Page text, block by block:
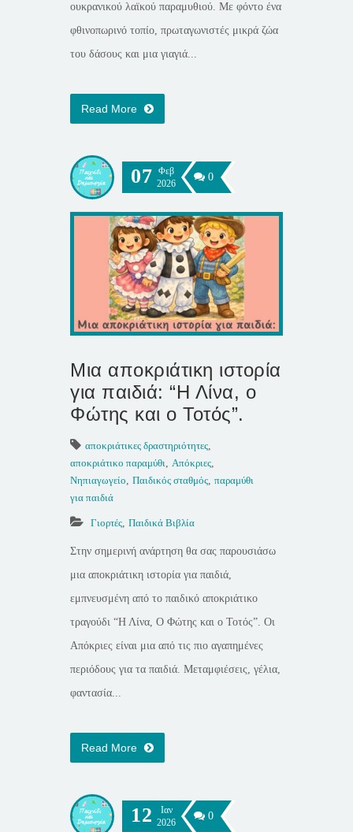
ουκρανικού λαϊκού παραμυθιού. Με φόντο ένα
φθινοπωρινό τοπίο, πρωταγωνιστές μικρά ζώα
του δάσους και μια γιαγιά...
Read More
07 Φεβ
2026
0
Μια αποκριάτικη ιστορία
για παιδιά: “Η Λίνα, ο
Φώτης και ο Τοτός”.
αποκριάτικες δραστηριότητες,
αποκριάτικο παραμύθι, Απόκριες,
Νηπιαγωγείο, Παιδικός σταθμός, παραμύθι
για παιδιά
Γιορτές, Παιδικά Βιβλία
Στην σημερινή ανάρτηση θα σας παρουσιάσω
μια αποκριάτικη ιστορία για παιδιά,
εμπνευσμένη από το παιδικό αποκριάτικο
τραγούδι “Η Λίνα, Ο Φώτης και ο Τοτός”. Οι
Απόκριες είναι μια από τις πιο αγαπημένες
περιόδους για τα παιδιά. Μεταμφιέσεις, γέλια,
φαντασία...
Read More
12
Ιαν
2026
0